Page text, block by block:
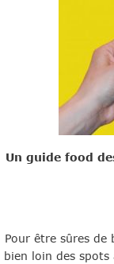
Un guide food
Pour être sûres de
bien loin des